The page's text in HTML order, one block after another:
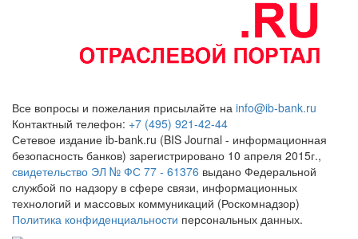
Все вопросы и пожелания присылайте на info@ib-bank.ru
Контактный телефон: +7 (495) 921-42-44
Сетевое издание ib-bank.ru (BIS Journal - информационная
безопасность банков) зарегистрировано 10 апреля 2015г.,
свидетельство ЭЛ № ФС 77 - 61376 выдано Федеральной
службой по надзору в сфере связи, информационных
технологий и массовых коммуникаций (Роскомнадзор)
Политика конфиденциальности персональных данных.